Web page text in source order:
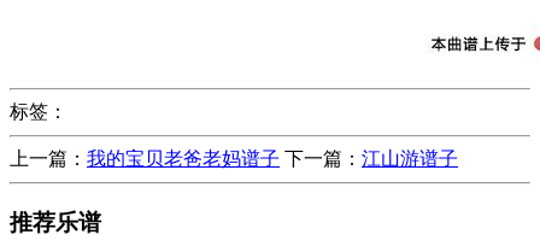
标签：
上一篇： 我的宝贝老爸老妈谱子 下一篇： 江山游谱子
推荐乐谱